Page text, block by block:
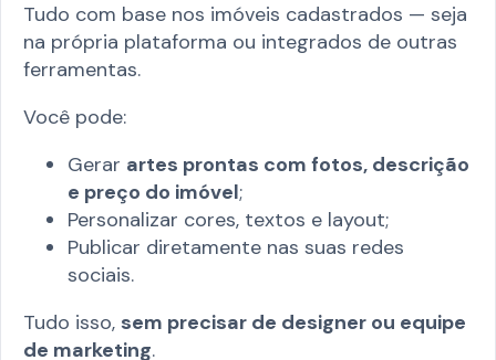
Tudo com base nos imóveis cadastrados — seja
na própria plataforma ou integrados de outras
ferramentas.
Você pode:
Gerar artes prontas com fotos, descrição
e preço do imóvel;
Personalizar cores, textos e layout;
Publicar diretamente nas suas redes
sociais.
Tudo isso, sem precisar de designer ou equipe
de marketing.